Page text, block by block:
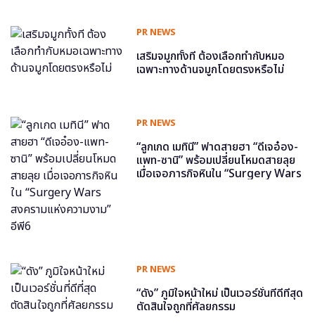
PR NEWS
เสริมจมูกทั้งที ต้องเลือกทำกับหมอ
เฉพาะทางด้านจมูกโดยตรงหรือไม่
PR NEWS
“ลูกเกด เมทินี” ฟาดสายฮา “ดีเจอ๋อง-
แพท-ซานิ” พร้อมเปลี่ยนโหมดสายลุย
เมื่อเจอภารกิจหินใน “Surgery Wars
PR NEWS
“ดัง” ภูมิใจหน้าใหม่ เป็นเวอร์ชั่นที่ดีที่สุด
ตัดสินใจถูกที่ศัลยกรรม